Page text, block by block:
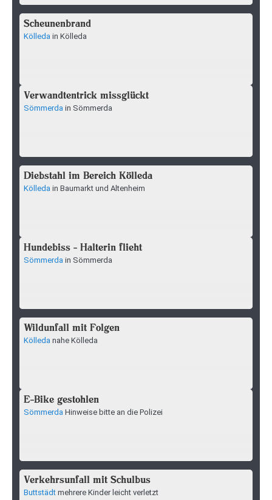
Scheunenbrand
Kölleda in Kölleda
Verwandtentrick missglückt
Sömmerda in Sömmerda
Diebstahl im Bereich Kölleda
Kölleda in Baumarkt und Altenheim
Hundebiss - Halterin flieht
Sömmerda in Sömmerda
Wildunfall mit Folgen
Kölleda nahe Kölleda
E-Bike gestohlen
Sömmerda Hinweise bitte an die Polizei
Verkehrsunfall mit Schulbus
Buttstädt mehrere Kinder leicht verletzt